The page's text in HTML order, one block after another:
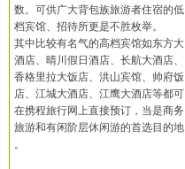
数。可供广大背包族旅游者住宿的低
档宾馆、招待所更是不胜枚举。
其中比较有名气的高档宾馆如东方大
酒店、晴川假日酒店、长航大酒店、
香格里拉大饭店、洪山宾馆、帅府饭
店、江城大酒店、江鹰大酒店等都可
在携程旅行网上直接预订，当是商务
旅游和有闲阶层休闲游的首选目的地
。